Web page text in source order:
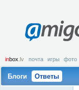
inbox .lv почта игры фото
Блоги Ответы